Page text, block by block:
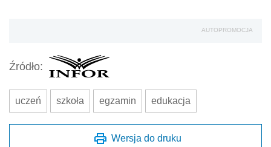
AUTOPROMOCJA
Źródło:
uczeń szkoła egzamin edukacja
Wersja do druku